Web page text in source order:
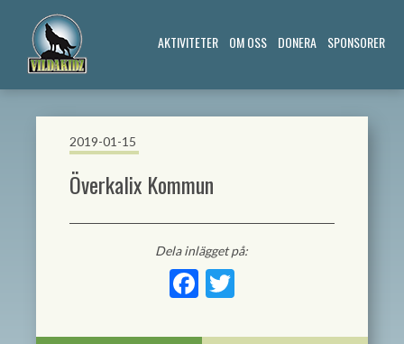
AKTIVITETER OM OSS DONERA SPONSORER
2019-01-15
Överkalix Kommun
Dela inlägget på:
Facebook
Twitter